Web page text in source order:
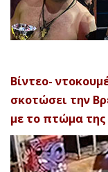
Βίντεο-
σκοτώσει την
με το πτώμα της